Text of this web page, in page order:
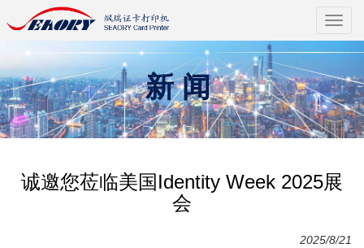
切
换
导
新闻
诚邀您莅临美国Identity Week 2025展
会
2025/8/21